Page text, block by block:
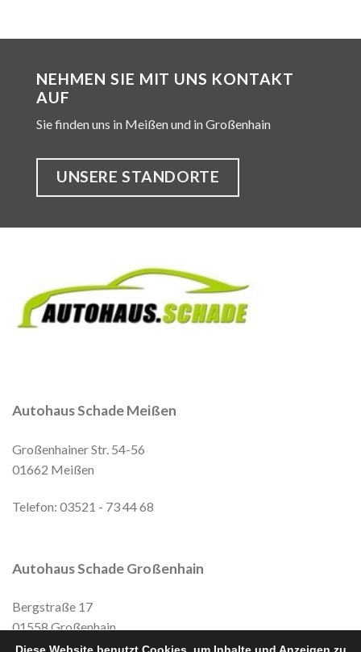
NEHMEN SIE MIT UNS KONTAKT
AUF
Sie finden uns in Meißen und in Großenhain
UNSERE STANDORTE
Autohaus Schade Meißen
Großenhainer Str. 54-56
01662 Meißen
Telefon: 03521 - 73 44 68
Autohaus Schade Großenhain
Bergstraße 17
01558 Großenhain